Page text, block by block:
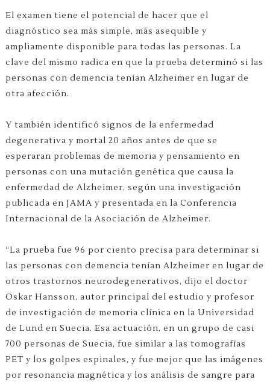
El examen tiene el potencial de hacer que el
diagnóstico sea más simple, más asequible y
ampliamente disponible para todas las personas. La
clave del mismo radica en que la prueba determinó si las
personas con demencia tenían Alzheimer en lugar de
otra afección.
Y también identificó signos de la enfermedad
degenerativa y mortal 20 años antes de que se
esperaran problemas de memoria y pensamiento en
personas con una mutación genética que causa la
enfermedad de Alzheimer, según una investigación
publicada en JAMA y presentada en la Conferencia
Internacional de la Asociación de Alzheimer.
“La prueba fue 96 por ciento precisa para determinar si
las personas con demencia tenían Alzheimer en lugar de
otros trastornos neurodegenerativos, dijo el doctor
Oskar Hansson, autor principal del estudio y profesor
de investigación de memoria clínica en la Universidad
de Lund en Suecia. Esa actuación, en un grupo de casi
700 personas de Suecia, fue similar a las tomografías
PET y los golpes espinales, y fue mejor que las imágenes
por resonancia magnética y los análisis de sangre para